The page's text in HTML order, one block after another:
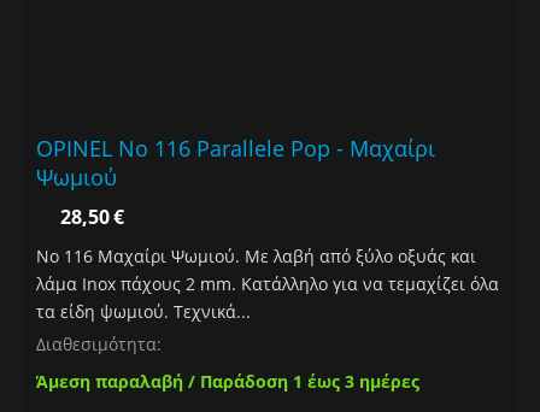
OPINEL No 116 Parallele Pop - Mαχαίρι
Ψωμιού
28,50€
Νο 116 Mαχαίρι Ψωμιού. Mε λαβή από ξύλο οξυάς και
λάμα Inox πάχους 2 mm. Κατάλληλο για να τεμαχίζει όλα
τα είδη ψωμιού. Τεχνικά...
Διαθεσιμότητα:
Άμεση παραλαβή / Παράδοση 1 έως 3 ημέρες